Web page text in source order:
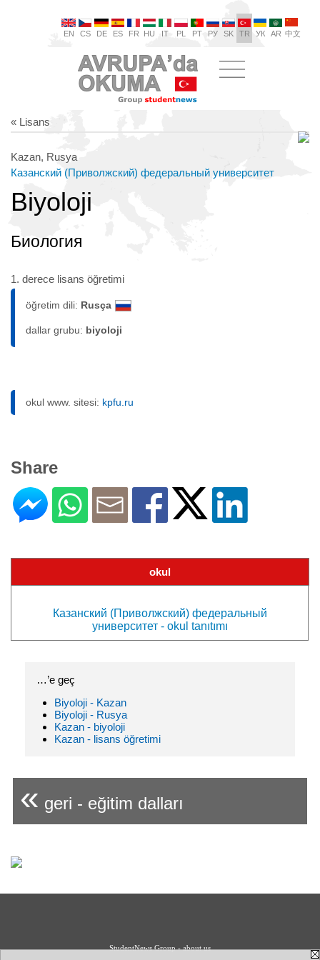
EN CS DE ES FR HU IT PL PT РУ SK TR УК AR 中文
« Lisans
Kazan, Rusya
Казанский (Приволжский) федеральный университет
Biyoloji
Биология
1. derece lisans öğretimi
öğretim dili: Rusça
dallar grubu: biyoloji
okul www. sitesi: kpfu.ru
Share
okul
Казанский (Приволжский) федеральный
университет - okul tanıtımı
…’e geç
Biyoloji - Kazan
Biyoloji - Rusya
Kazan - biyoloji
Kazan - lisans öğretimi
« geri - eğitim dalları
StudentNews Group - about us